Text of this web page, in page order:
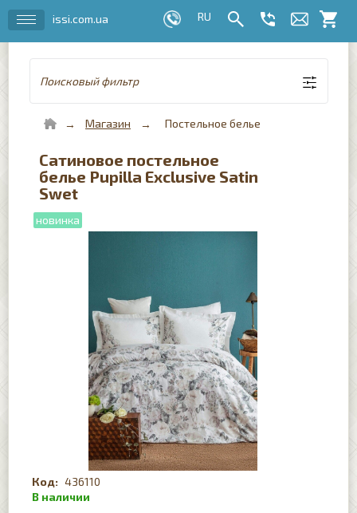
issi.com.ua
Поисковый фильтр
Магазин Постельное белье
Сатиновое постельное
белье Pupilla Exclusive Satin
Swet
436110